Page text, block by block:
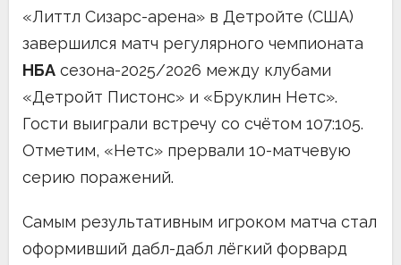
«Литтл Сизарс-арена» в Детройте (США)
завершился матч регулярного чемпионата
НБА сезона-2025/2026 между клубами
«Детройт Пистонс» и «Бруклин Нетс».
Гости выиграли встречу со счётом 107:105.
Отметим, «Нетс» прервали 10-матчевую
серию поражений.
Самым результативным игроком матча стал
оформивший дабл-дабл лёгкий форвард